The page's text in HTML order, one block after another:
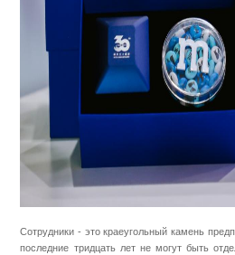
Сотрудники - это краеугольный камень
последние тридцать лет не могут быть